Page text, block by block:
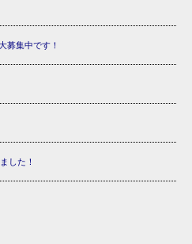
募集中です！
した！